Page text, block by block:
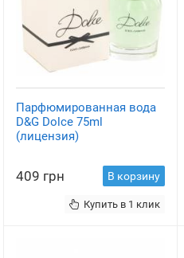
Парфюмированная вода
D&G Dolce 75ml
(лицензия)
409 грн В корзину
Купить в 1 клик